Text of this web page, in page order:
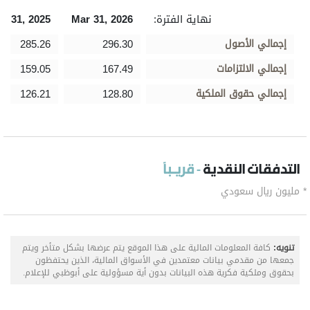
نهاية الفترة: Mar 31, 2026
31, 2025
إجمالي الأصول 296.30
285.26
إجمالي الالتزامات 167.49
159.05
إجمالي حقوق الملكية 128.80
126.21
التدفقات النقدية- قريـباً
* مليون ريال سعودي
تنويه: كافة المعلومات المالية على هذا الموقع يتم عرضها بشكل متأخر ويتم
جمعها من مقدمي بيانات معتمدين في الأسواق المالية، الذين يحتفظون
بحقوق وملكية فكرية هذه البيانات بدون أية مسؤولية على أبوظبي للإعلام.